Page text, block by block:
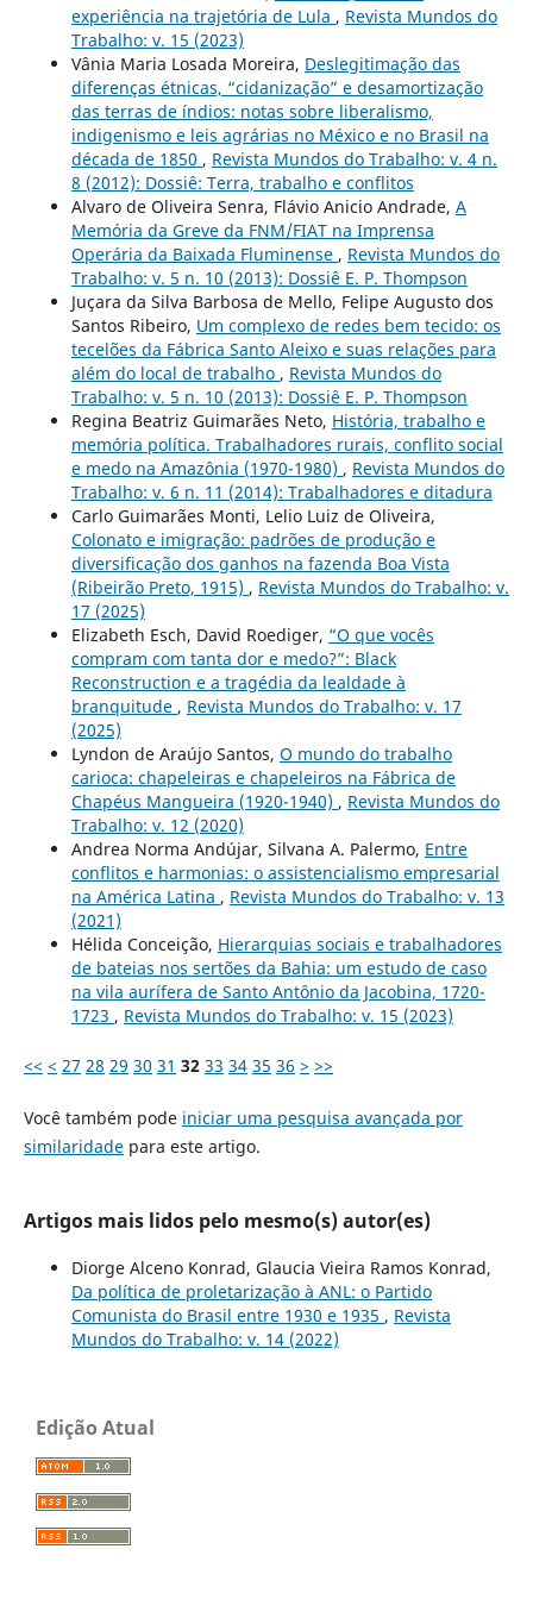
experiência na trajetória de Lula , Revista Mundos do
Trabalho: v. 15 (2023)
Vânia Maria Losada Moreira, Deslegitimação das
diferenças étnicas, “cidanização” e desamortização
das terras de índios: notas sobre liberalismo,
indigenismo e leis agrárias no México e no Brasil na
década de 1850 , Revista Mundos do Trabalho: v. 4 n.
8 (2012): Dossiê: Terra, trabalho e conflitos
Alvaro de Oliveira Senra, Flávio Anicio Andrade, A
Memória da Greve da FNM/FIAT na Imprensa
Operária da Baixada Fluminense , Revista Mundos do
Trabalho: v. 5 n. 10 (2013): Dossiê E. P. Thompson
Juçara da Silva Barbosa de Mello, Felipe Augusto dos
Santos Ribeiro, Um complexo de redes bem tecido: os
tecelões da Fábrica Santo Aleixo e suas relações para
além do local de trabalho , Revista Mundos do
Trabalho: v. 5 n. 10 (2013): Dossiê E. P. Thompson
Regina Beatriz Guimarães Neto, História, trabalho e
memória política. Trabalhadores rurais, conflito social
e medo na Amazônia (1970-1980) , Revista Mundos do
Trabalho: v. 6 n. 11 (2014): Trabalhadores e ditadura
Carlo Guimarães Monti, Lelio Luiz de Oliveira,
Colonato e imigração: padrões de produção e
diversificação dos ganhos na fazenda Boa Vista
(Ribeirão Preto, 1915) , Revista Mundos do Trabalho: v.
17 (2025)
Elizabeth Esch, David Roediger, “O que vocês
compram com tanta dor e medo?”: Black
Reconstruction e a tragédia da lealdade à
branquitude , Revista Mundos do Trabalho: v. 17
(2025)
Lyndon de Araújo Santos, O mundo do trabalho
carioca: chapeleiras e chapeleiros na Fábrica de
Chapéus Mangueira (1920-1940) , Revista Mundos do
Trabalho: v. 12 (2020)
Andrea Norma Andújar, Silvana A. Palermo, Entre
conflitos e harmonias: o assistencialismo empresarial
na América Latina , Revista Mundos do Trabalho: v. 13
(2021)
Hélida Conceição, Hierarquias sociais e trabalhadores
de bateias nos sertões da Bahia: um estudo de caso
na vila aurífera de Santo Antônio da Jacobina, 1720-
1723 , Revista Mundos do Trabalho: v. 15 (2023)
<< < 27 28 29 30 31 32 33 34 35 36 > >>
Você também pode iniciar uma pesquisa avançada por
similaridadepara este artigo.
Artigos mais lidos pelo mesmo(s) autor(es)
Diorge Alceno Konrad, Glaucia Vieira Ramos Konrad,
Da política de proletarização à ANL: o Partido
Comunista do Brasil entre 1930 e 1935 , Revista
Mundos do Trabalho: v. 14 (2022)
Edição Atual